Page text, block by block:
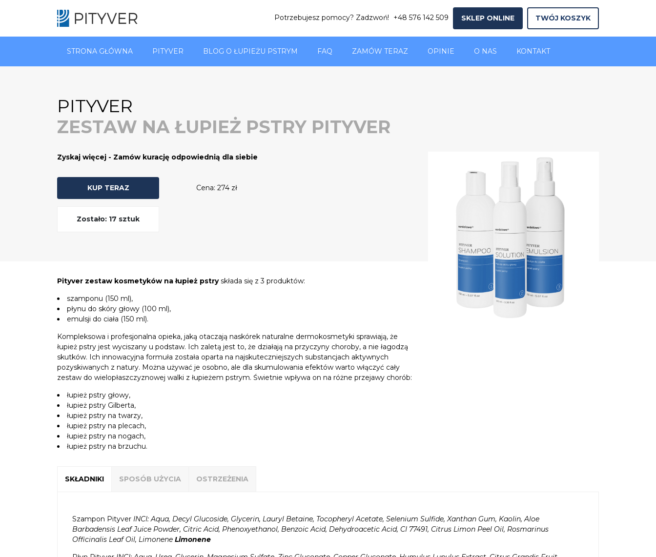
Potrzebujesz pomocy? Zadzwoń! +48 576 142 509 SKLEP ONLINE TWÓJ KOSZYK
STRONA GŁÓWNA PITYVER BLOG O ŁUPIEŻU PSTRYM FAQ ZAMÓW TERAZ OPINIE O NAS KONTAKT
PITYVER
ZESTAW NA ŁUPIEŻ PSTRY PITYVER
Zyskaj więcej - Zamów kurację odpowiednią dla siebie
KUP TERAZ Cena: 274 zł
Zostało: 17 sztuk
Pityver zestaw kosmetyków na łupież pstryskłada się z 3 produktów:
szamponu (150 ml),
płynu do skóry głowy (100 ml),
emulsji do ciała (150 ml).
Kompleksowa i profesjonalna opieka, jaką otaczają naskórek naturalne dermokosmetyki sprawiają, że
łupież pstry jest wyciszany u podstaw. Ich zaletą jest to, że działają na przyczyny choroby, a nie łagodzą
skutków. Ich innowacyjna formuła została oparta na najskuteczniejszych substancjach aktywnych
pozyskiwanych z natury. Można używać je osobno, ale dla skumulowania efektów warto włączyć cały
zestaw do wielopłaszczyznowej walki z łupieżem pstrym. Świetnie wpływa on na różne przejawy chorób:
łupież pstry głowy,
łupież pstry Gilberta,
łupież pstry na twarzy,
łupież pstry na plecach,
łupież pstry na nogach,
łupież pstry na brzuchu.
SKŁADNIKI SPOSÓB UŻYCIA OSTRZEŻENIA
Szampon Pityver INCI: Aqua, Decyl Glucoside, Glycerin, Lauryl Betaine, Tocopheryl Acetate, Selenium Sulfide, Xanthan Gum, Kaolin, Aloe
Barbadensis Leaf Juice Powder, Citric Acid, Phenoxyethanol, Benzoic Acid, Dehydroacetic Acid, CI 77491, Citrus Limon Peel Oil, Rosmarinus
Officinalis Leaf Oil, Limonene Limonene